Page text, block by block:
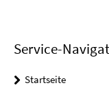
Service-
Startseite